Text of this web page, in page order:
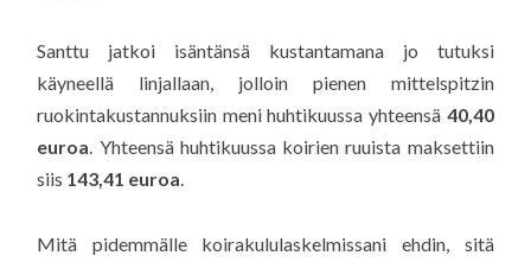
Santtu jatkoi isäntänsä kustantamana jo tutuksi
käyneellä linjallaan, jolloin pienen mittelspitzin
ruokintakustannuksiin meni huhtikuussa yhteensä 40,40
euroa. Yhteensä huhtikuussa koirien ruuista maksettiin
siis 143,41 euroa.
Mitä pidemmälle koirakululaskelmissani ehdin, sitä